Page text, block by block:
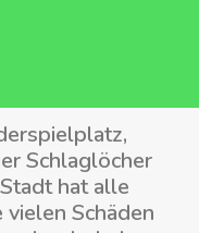
Schlaglöcher
hat alle
Schäden